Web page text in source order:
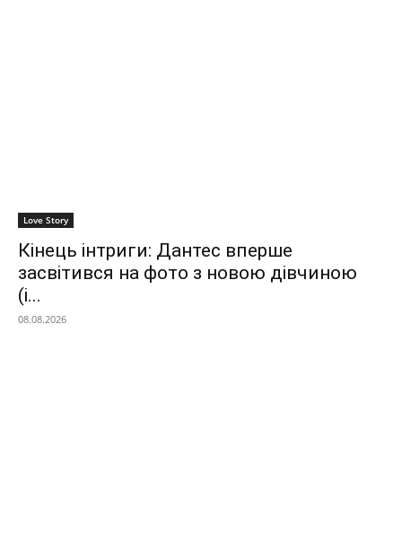
Love Story
Кінець інтриги: Дантес вперше
засвітився на фото з новою дівчиною
(і...
08.08.2026